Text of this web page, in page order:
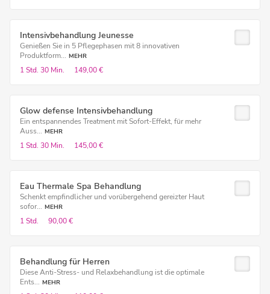
Intensivbehandlung Jeunesse
Genießen Sie in 5 Pflegephasen mit 8 innovativen
Produktform... MEHR
1 Std. 30 Min. 149,00 €
Glow defense Intensivbehandlung
Ein entspannendes Treatment mit Sofort-Effekt, für mehr
Auss... MEHR
1 Std. 30 Min. 145,00 €
Eau Thermale Spa Behandlung
Schenkt empfindlicher und vorübergehend gereizter Haut
sofor... MEHR
1 Std. 90,00 €
Behandlung für Herren
Diese Anti-Stress- und Relaxbehandlung ist die optimale
Ents... MEHR